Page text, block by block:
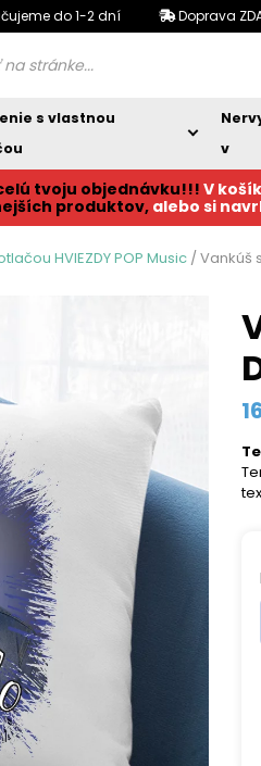
do 1-2 dní Doprava
s vlastnou
v
tvoju objednávku!!! V
produktov,alebo si
HVIEZDY POP Music / Vankúš